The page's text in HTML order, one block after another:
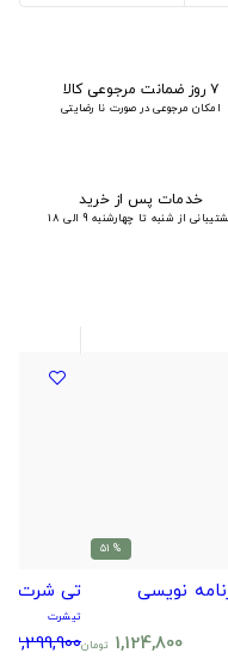
۷ روز ضمانت مرجوعی کالا
امکان مرجوعی در صورت نا رضایتی
خدمات پس از خرید
از شنبه تا چهارشنبه 9 الی 18
% 51
نویسی
1,124,800 تومان
تی شرت
تیشرت
2,299,900